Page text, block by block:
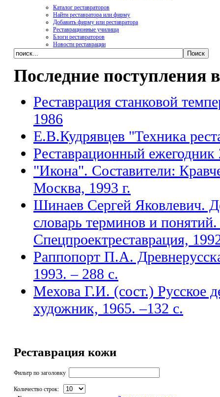
Каталог реставраторов
Найти реставратора или фирму
Добавить фирму или реставратора
Реставрационные училища
Блоги реставраторов
Новости реставрации
Последние поступления
Реставрация станковой
1986
Е.В.Кудрявцев "Техника
Реставрационный ежегодник
"Икона". Составители:
Москва, 1993 г.
Шинаев Сергей Яковлевич.
словарь терминов и
Спецпроектреставрация,
Раппопорт П.А.
1993. – 288 с.
Мехова Г.И. (сост.) Русское
художник, 1965. –132 с.
Реставрация кожи
Фильтр по заголовку
Количество строк: